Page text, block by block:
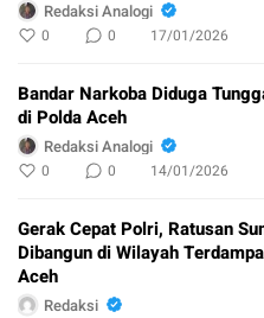
Redaksi Analogi
0 0 17/01/2026
Bandar Narkoba Diduga
di Polda Aceh
Redaksi Analogi
0 0 14/01/2026
Gerak Cepat Polri, Ratusan
Dibangun di Wilayah
Aceh
Redaksi